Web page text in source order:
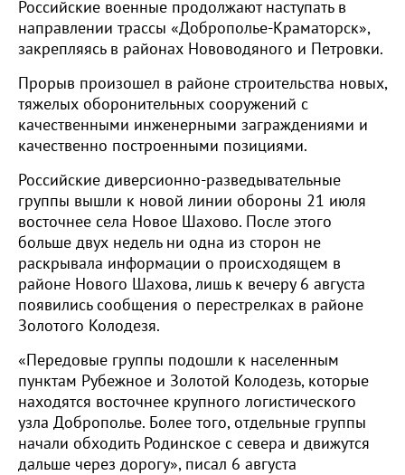
Российские военные продолжают наступать в
направлении трассы «Доброполье-Краматорск»,
закрепляясь в районах Нововодяного и Петровки.
Прорыв произошел в районе строительства новых,
тяжелых оборонительных сооружений с
качественными инженерными заграждениями и
качественно построенными позициями.
Российские диверсионно-разведывательные
группы вышли к новой линии обороны 21 июля
восточнее села Новое Шахово. После этого
больше двух недель ни одна из сторон не
раскрывала информации о происходящем в
районе Нового Шахова, лишь к вечеру 6 августа
появились сообщения о перестрелках в районе
Золотого Колодезя.
«Передовые группы подошли к населенным
пунктам Рубежное и Золотой Колодезь, которые
находятся восточнее крупного логистического
узла Доброполье. Более того, отдельные группы
начали обходить Родинское с севера и движутся
дальше через дорогу», писал 6 августа